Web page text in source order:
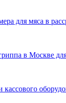
для мяса в
в Москве